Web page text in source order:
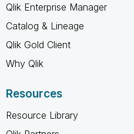
Qlik Enterprise Manager
Catalog & Lineage
Qlik Gold Client
Why Qlik
Resources
Resource Library